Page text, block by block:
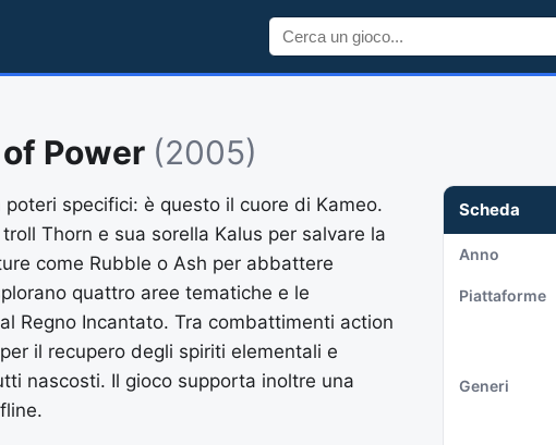
Power (2005)
Scheda
Anno
Piattaforme
Generi
specifici: è questo il cuore di Kameo.
Thorn e sua sorella Kalus per salvare la
come Rubble o Ash per abbattere
quattro aree tematiche e le
Regno Incantato. Tra combattimenti action
il recupero degli spiriti elementali e
nascosti. Il gioco supporta inoltre una